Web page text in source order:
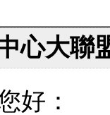
心大聯
好：